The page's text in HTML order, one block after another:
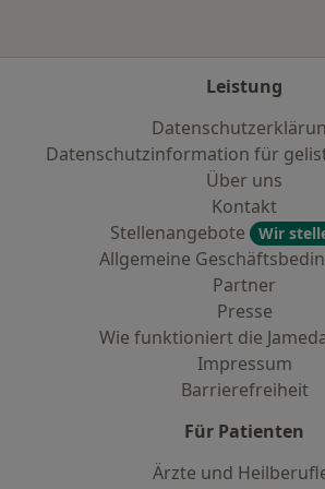
Leistung
Datenschutzinformation für
Über uns
Kontakt
Stellenangebote
Wir
Allgemeine
Partner
Presse
Wie funktioniert die
Impressum
Barrierefreiheit
Für Patienten
Ärzte und